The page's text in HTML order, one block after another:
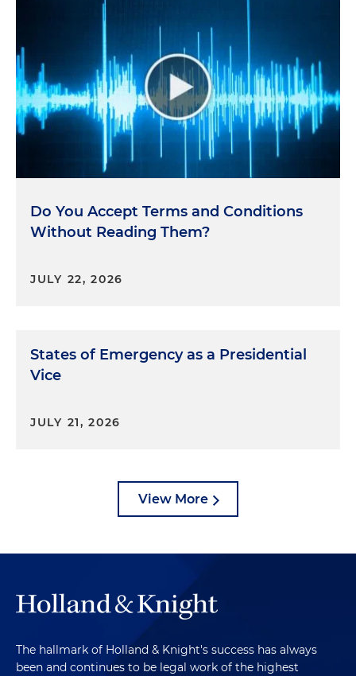
Do You Accept Terms and Conditions
Without Reading Them?
JULY 22, 2026
States of Emergency as a Presidential
Vice
JULY 21, 2026
View More
The hallmark of Holland & Knight's success has always
been and continues to be legal work of the highest